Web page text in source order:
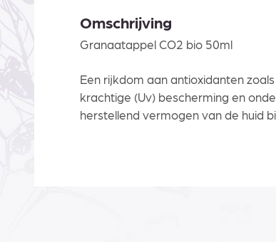
Omschrijving
Granaatappel CO2 bio 50ml
Een rijkdom aan antioxidanten
krachtige (Uv) bescherming en
herstellend vermogen van de huid